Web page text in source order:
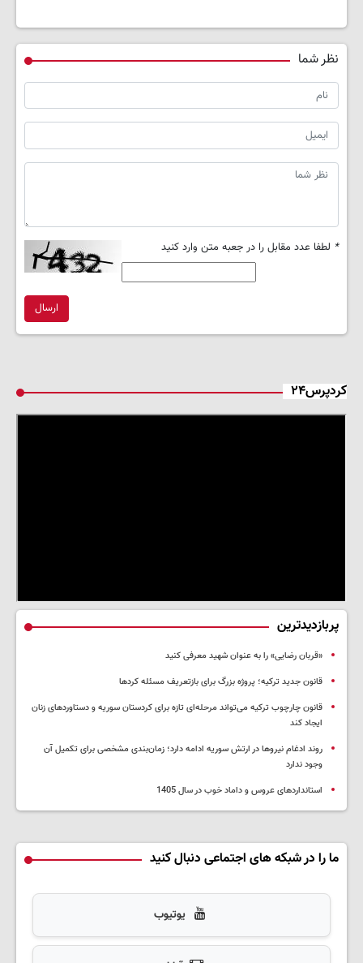
نظر شما
* لطفا عدد مقابل را در جعبه متن وارد کنید
ارسال
کردپرس۲۴
پربازدیدترین
«قربان رضایی» را به عنوان شهید معرفی کنید
قانون جدید ترکیه؛ پروژه بزرگ‌ برای بازتعریف مسئله کردها
قانون چارچوب ترکیه می‌تواند مرحله‌ای تازه برای کردستان سوریه و دستاوردهای زنان
ایجاد کند
روند ادغام نیروها در ارتش سوریه ادامه دارد؛ زمان‌بندی مشخصی برای تکمیل آن
وجود ندارد
استانداردهای عروس و داماد خوب در سال 1405
ما را در شبکه های اجتماعی دنبال کنید
یوتیوب